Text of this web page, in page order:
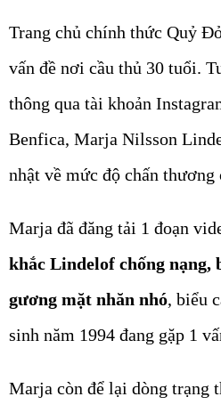
Trang chủ chính thức Quỷ
vấn đề nơi cầu thủ 30 tuổi.
thông qua tài khoản
Benfica, Marja Nilsson
nhật về mức độ chấn thương
Marja đã đăng tải 1 đoạn
khắc Lindelof chống nạng,
gương mặt nhăn nhó, biểu
sinh năm 1994 đang gặp 1
Marja còn để lại dòng trạng